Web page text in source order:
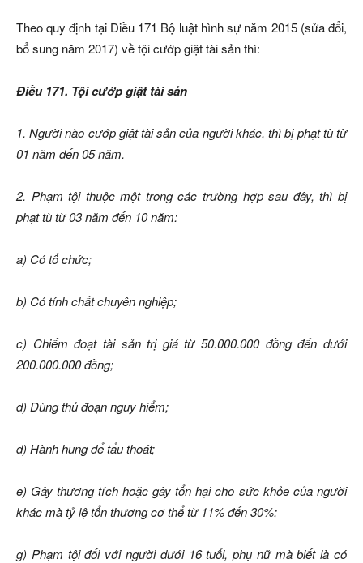
Theo quy định tại Điều 171 Bộ luật hình sự năm 2015 (sửa đổi,
bổ sung năm 2017) về tội cướp giật tài sản thì:
Điều 171. Tội cướp giật tài sản
1. Người nào cướp giật tài sản của người khác, thì bị phạt tù từ
01 năm đến 05 năm.
2. Phạm tội thuộc một trong các trường hợp sau đây, thì bị
phạt tù từ 03 năm đến 10 năm:
a) Có tổ chức;
b) Có tính chất chuyên nghiệp;
c) Chiếm đoạt tài sản trị giá từ 50.000.000 đồng đến dưới
200.000.000 đồng;
d) Dùng thủ đoạn nguy hiểm;
đ) Hành hung để tẩu thoát;
e) Gây thương tích hoặc gây tổn hại cho sức khỏe của người
khác mà tỷ lệ tổn thương cơ thể từ 11% đến 30%;
g) Phạm tội đối với người dưới 16 tuổi, phụ nữ mà biết là có